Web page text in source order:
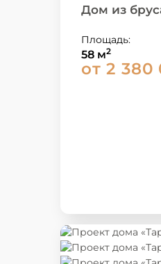
Дом из
Площадь:
58 м2
от 2 380